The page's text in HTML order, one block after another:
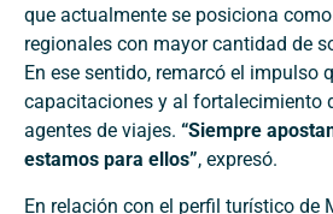
que actualmente se posiciona
regionales con mayor cantidad de
En ese sentido, remarcó el impulso
capacitaciones y al fortalecimiento
agentes de viajes. “Siempre
estamos para ellos”, expresó.
En relación con el perfil turístico de